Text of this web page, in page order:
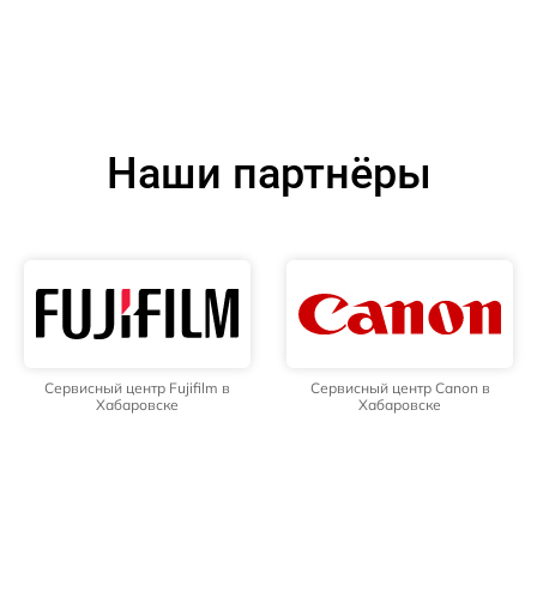
Наши партнёры
Сервисный центр Fujifilm в
Хабаровске
Сервисный центр Canon в
Хабаровске